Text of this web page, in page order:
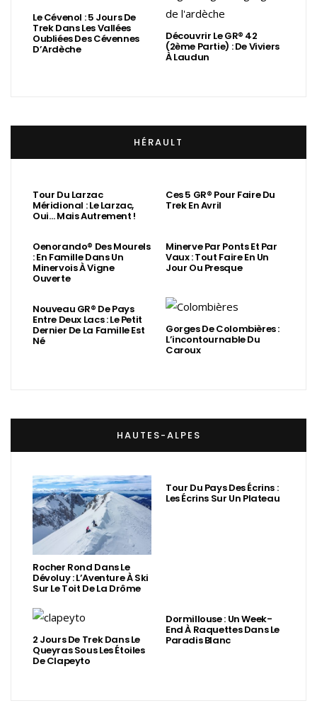
Le Cévenol : 5 Jours De
Trek Dans Les Vallées
Oubliées Des Cévennes
D’Ardèche
Découvrir Le GR® 42
(2ème Partie) : De Viviers
À Laudun
HÉRAULT
Tour Du Larzac
Méridional : Le Larzac,
Oui… Mais Autrement !
Ces 5 GR® Pour Faire Du
Trek En Avril
Oenorando® Des Mourels
: En Famille Dans Un
Minervois À Vigne
Ouverte
Minerve Par Ponts Et Par
Vaux : Tout Faire En Un
Jour Ou Presque
Nouveau GR® De Pays
Entre Deux Lacs : Le Petit
Dernier De La Famille Est
Né
Gorges De Colombières :
L’incontournable Du
Caroux
HAUTES-ALPES
Rocher Rond Dans Le
Dévoluy : L’Aventure À Ski
Sur Le Toit De La Drôme
Tour Du Pays Des Écrins :
Les Écrins Sur Un Plateau
2 Jours De Trek Dans Le
Queyras Sous Les Étoiles
De Clapeyto
Dormillouse : Un Week-
End À Raquettes Dans Le
Paradis Blanc